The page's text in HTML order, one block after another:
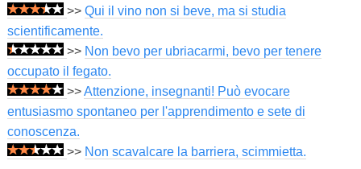
>> Qui il vino non si beve, ma si studia
scientificamente.
>> Non bevo per ubriacarmi, bevo per tenere
occupato il fegato.
>>Attenzione, insegnanti! Può evocare
entusiasmo spontaneo per l'apprendimento e sete di
conoscenza.
>> Non scavalcare la barriera, scimmietta.